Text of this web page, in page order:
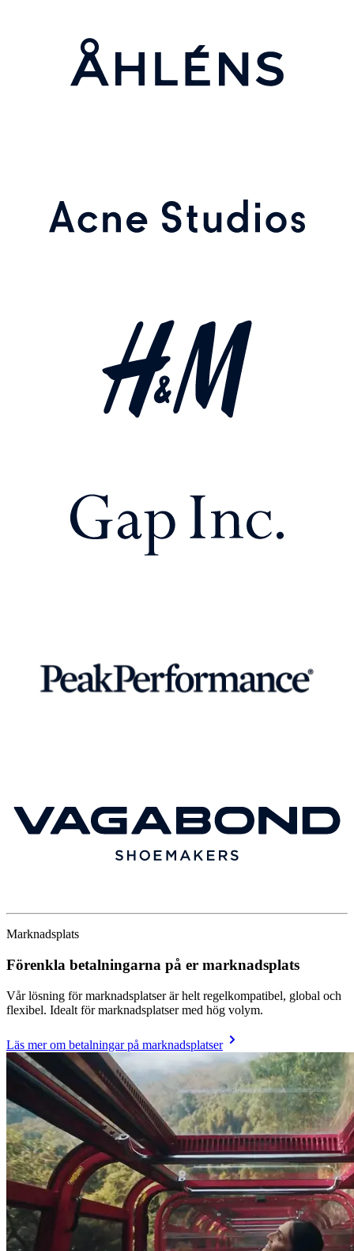
Marknadsplats
Förenkla betalningarna på er marknadsplats
Vår lösning för marknadsplatser är helt regelkompatibel, global och
flexibel. Idealt för marknadsplatser med hög volym.
Läs mer om betalningar på marknadsplatser